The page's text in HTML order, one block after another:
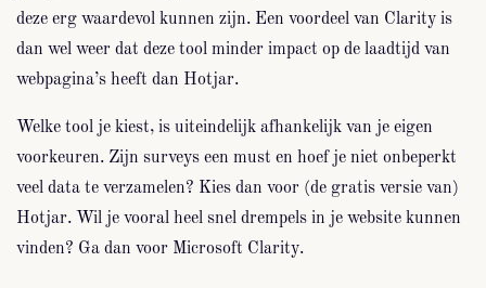
deze erg waardevol kunnen zijn. Een voordeel van Clarity is
dan wel weer dat deze tool minder impact op de laadtijd van
webpagina’s heeft dan Hotjar.
Welke tool je kiest, is uiteindelijk afhankelijk van je eigen
voorkeuren. Zijn surveys een must en hoef je niet onbeperkt
veel data te verzamelen? Kies dan voor (de gratis versie van)
Hotjar. Wil je vooral heel snel drempels in je website kunnen
vinden? Ga dan voor Microsoft Clarity.